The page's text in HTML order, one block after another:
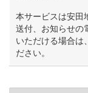
本サービスは安田
送付、お知らせの
いただける場合は
ださい。